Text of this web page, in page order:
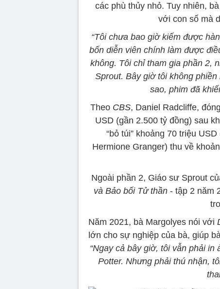
các phù thủy nhỏ. Tuy nhiên,
với con số mà
“Tôi chưa bao giờ kiếm được
bốn diễn viên chính làm được
không. Tôi chỉ tham gia phần 2,
Sprout. Bây giờ tôi không
sao, phim đã
Theo CBS, Daniel Radcliffe,
USD (gần 2.500 tỷ đồng) sau
“bỏ túi” khoảng 70 triệu
Hermione Granger) thu về
Ngoài phần 2, Giáo sư Sprout
và Bảo bối Tử thần - tập 2 năm
Năm 2021, bà Margolyes nói với
lớn cho sự nghiệp của bà, giúp
“Ngay cả bây giờ, tôi vẫn phải
Potter. Nhưng phải thú nhận,